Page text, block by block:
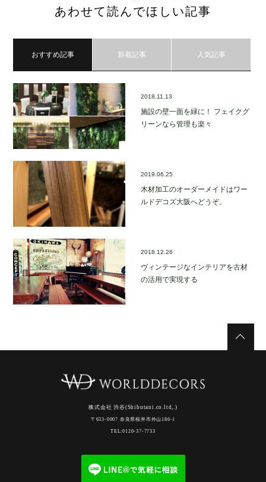
あわせて読んでほしい記事
おすすめ記事 新着記事 人気記事
2018.11.13
施設の壁一面を緑に！ フェイクグ
リーンなら管理も楽々
2019.06.25
木材加工のオーダーメイドはワー
ルドデコズ大阪へどうぞ。
2018.12.26
ヴィンテージなインテリアを古材
の活用で実現する
株式会社 渋谷(Shibutani.co.ltd,.)
〒633-0007 奈良県桜井市外山186-1
TEL:0120-37-7733